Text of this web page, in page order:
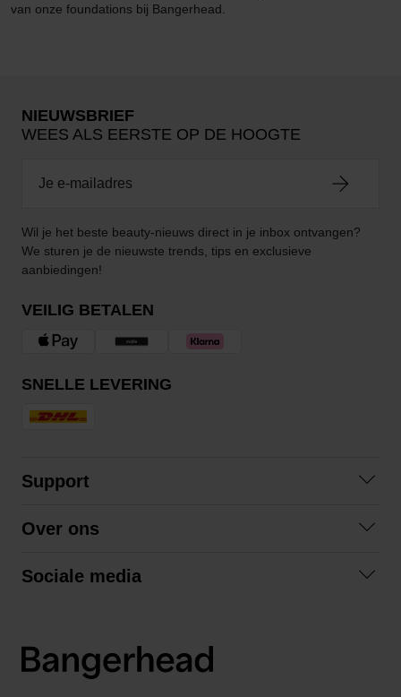
van onze foundations bij Bangerhead.
NIEUWSBRIEF
WEES ALS EERSTE OP DE HOOGTE
Wil je het beste beauty-nieuws direct in je inbox ontvangen?
We sturen je de nieuwste trends, tips en exclusieve
aanbiedingen!
VEILIG BETALEN
SNELLE LEVERING
Support
Algemene voorwaarden
Over ons
Sociale media
LinkedIn